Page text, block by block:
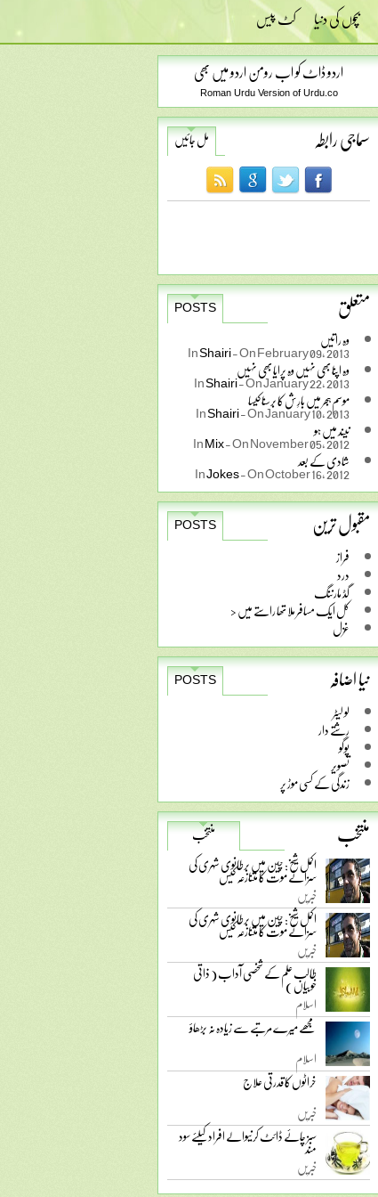
بچوں کی دنیا کٹ پیس
اردو ڈاٹ کو اب رومن اردو میں بھی
Roman Urdu Version of Urdu.co
سماجی رابطہ مل جائیں
متعلق
POSTS
وہ راتیں
InShairi-On February 09, 2013
وہ اپنا بھی نہیں وہ پرایا بھی نہیں InShairi-On January 22, 2013
موسمِ ہجر میں بارِش کا برسنا کیسا InShairi-On January 10, 2013
نیند میں ہو InMix-On November 05, 2012
شادی کے بعد InJokes-On October 16, 2012
مقبول ترین
POSTS
فراز
درد
گڈ مارننگ
کل ایک مسافر ملا تھا راستے میں <
غزل
نیا اضافہ
POSTS
لو لیٹر
رشتے دار
پوگو
تصویر
زندگی کے کسی موڑ پر
منتخب
منتخب
اکمل شیخ: چین میں برطانوی شہری کی
سزائے موت کا متنازعہ کیس
خبریں
اکمل شیخ: چین میں برطانوی شہری کی
سزائے موت کا متنازعہ کیس
خبریں
طالب علم کے شخصی آداب ( ذاتی
خوبیاں )
اسلام
مجھے میرے مرتبے سے زیادہ نہ بڑھاؤ
اسلام
خراٹوں کا قدرتی علاج
خبریں
سبز چائے ڈائٹ کرنیوالے افراد کیلئے سود
مند
خبریں